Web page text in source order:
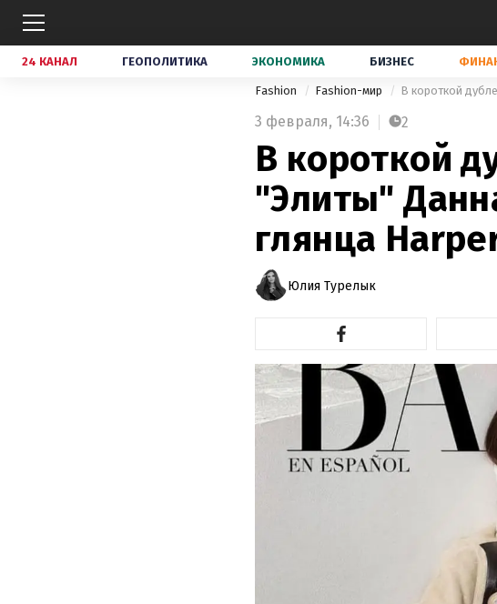
24 КАНАЛ ГЕОПОЛИТИКА ЭКОНОМИКА БИЗНЕС
Fashion Fashion-мир В короткой
3 февраля, 14:36 2
В короткой
"Элиты"
глянца
Юлия Турелык